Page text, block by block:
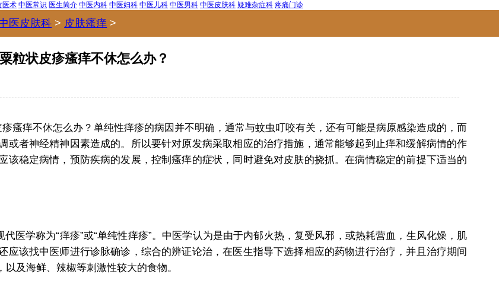
医术 中医常识 医生简介 中医内科 中医妇科 中医儿科 中医男科 中医皮肤科 疑难杂症科 疼痛门诊
医皮肤科 > 皮肤瘙痒 >
粒状皮疹瘙痒不休怎么办？
疹瘙痒不休怎么办？单纯性痒疹的病因并不明确，通常与蚊虫叮咬有关，还有可能是病原感染造成的，而
或者神经精神因素造成的。所以要针对原发病采取相应的治疗措施，通常能够起到止痒和缓解病情的作
该稳定病情，预防疾病的发展，控制瘙痒的症状，同时避免对皮肤的挠抓。在病情稳定的前提下适当的
学称为“痒疹”或“单纯性痒疹”。中医学认为是由于内郁火热，复受风邪，或热耗营血，生风化燥，肌
该找中医师进行诊脉确诊，综合的辨证论治，在医生指导下选择相应的药物进行治疗，并且治疗期间
及海鲜、辣椒等刺激性较大的食物。